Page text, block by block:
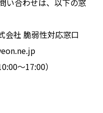
い合わせは、以下の窓
会社 脆弱性対応窓口
〜17:00）